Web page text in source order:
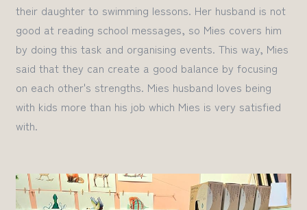
their daughter to swimming lessons. Her husband is not
good at reading school messages, so Mies covers him
by doing this task and organising events. This way, Mies
said that they can create a good balance by focusing
on each other's strengths. Mies husband loves being
with kids more than his job which Mies is very satisfied
with.